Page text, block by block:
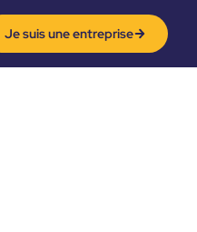
Je suis une entreprise